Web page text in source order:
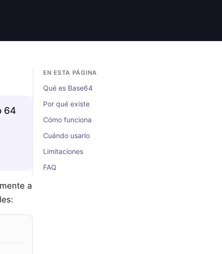
EN ESTA PÁGINA
Qué es Base64
Por qué existe
Cómo funciona
Cuándo usarlo
Limitaciones
FAQ
64
a